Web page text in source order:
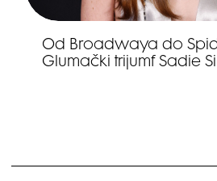
Od Broadwaya do
Glumački trijumf Sadie